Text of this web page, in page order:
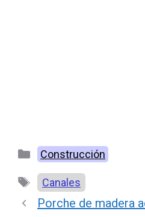
Categorías
Construcción
Etiquetas
Canales
Porche de madera